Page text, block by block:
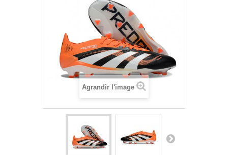
Agrandir l'image